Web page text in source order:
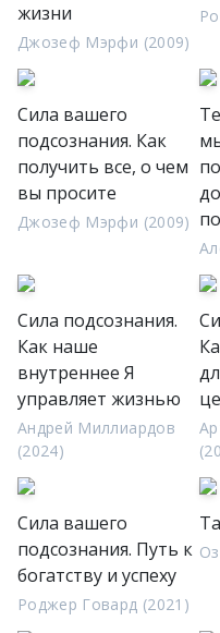
жизни
Джозеф Мэрфи (2009)
Сила вашего
подсознания. Как
получить все, о чем
вы просите
Джозеф Мэрфи (2009)
Сила подсознания.
Как наше
внутреннее Я
управляет жизнью
Андрей Миллиардов
(2024)
Сила вашего
подсознания. Путь к
богатству и успеху
Роджер Говард (2021)